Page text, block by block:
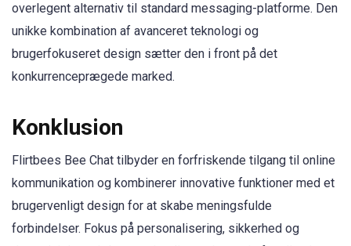
overlegent alternativ til standard messaging-platforme. Den
unikke kombination af avanceret teknologi og
brugerfokuseret design sætter den i front på det
konkurrenceprægede marked.
Konklusion
Flirtbees Bee Chat tilbyder en forfriskende tilgang til online
kommunikation og kombinerer innovative funktioner med et
brugervenligt design for at skabe meningsfulde
forbindelser. Fokus på personalisering, sikkerhed og